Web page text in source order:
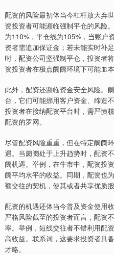
配资的风险最初体当今杠杆放大弃
资投资者可能濒临强制平仓的风险
为110%，平仓线为105%，当账户
资者需追加保证金；若未能实时补
时，配资公司坚强制平仓，投资者
资投资者在极点阛阓环境下可能血本
此外，配资还濒临资金安全风险。
台，它们可能挪用客户资金、缔造
投资者在接纳配资平台时，需严慎
配资的罗网。
尽管配资风险重重，但在特定阛阓
遇。当阛阓处于上升趋势时，配资
阓机遇。举例，在牛市中，配资投
阓平均水平的收益。同期，配资也
额交往的契机，使其或者共享优质
配资的机遇还体当今普及资金使用
严格风险截至的投资者而言，配资
率。举例，短线交往者不错利用配
高收益。联系词，这要求投资者具
才略。